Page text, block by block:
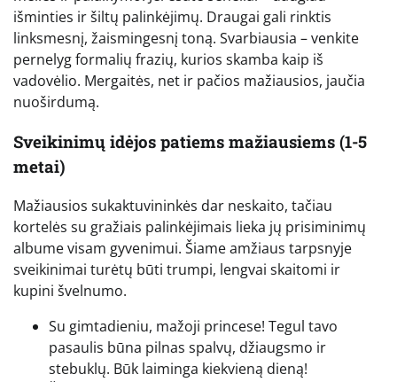
išminties ir šiltų palinkėjimų. Draugai gali rinktis
linksmesnį, žaismingesnį toną. Svarbiausia – venkite
pernelyg formalių frazių, kurios skamba kaip iš
vadovėlio. Mergaitės, net ir pačios mažiausios, jaučia
nuoširdumą.
Sveikinimų idėjos patiems mažiausiems (1-5
metai)
Mažiausios sukaktuvininkės dar neskaito, tačiau
kortelės su gražiais palinkėjimais lieka jų prisiminimų
albume visam gyvenimui. Šiame amžiaus tarpsnyje
sveikinimai turėtų būti trumpi, lengvai skaitomi ir
kupini švelnumo.
Su gimtadieniu, mažoji princese! Tegul tavo
pasaulis būna pilnas spalvų, džiaugsmo ir
stebuklų. Būk laiminga kiekvieną dieną!